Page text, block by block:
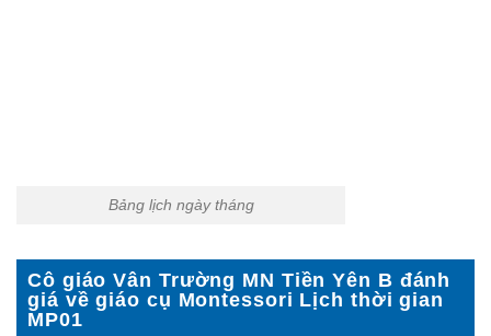
Bảng lịch ngày tháng
Cô giáo Vân Trường MN Tiền Yên B đánh
giá về giáo cụ Montessori Lịch thời gian
MP01